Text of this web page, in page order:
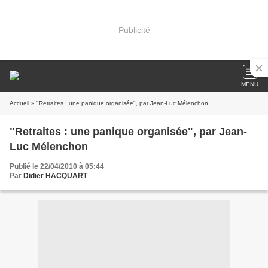
Publicité
MENU
Accueil » "Retraites : une panique organisée", par Jean-Luc Mélenchon
"Retraites : une panique organisée", par Jean-
Luc Mélenchon
Publié le 22/04/2010 à 05:44
Par Didier HACQUART